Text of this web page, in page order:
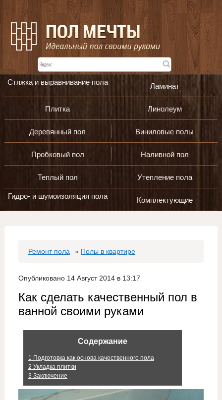
Стяжка и выравнивание пола Ламинат
Плитка Линолеум
Деревянный пол Виниловые полы
Пробковый пол Наливной пол
Теплый пол Утепление пола
Гидро- и шумоизоляция пола Комплектующие
Ремонт пола » Полы в квартире
Опубликовано 14 Август 2014 в 13:17
Как сделать качественный пол в
ванной своими руками
Содержание
1 Подготовка как основа качественного пола
2 Укладка плитки
3 Заключение